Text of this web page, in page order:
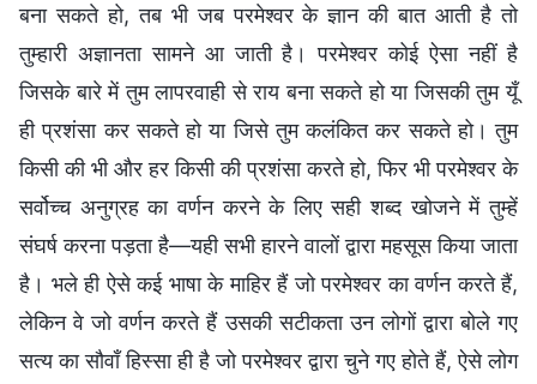
बना सकते हो, तब भी जब परमेश्वर के ज्ञान की बात आती है तो
तुम्हारी अज्ञानता सामने आ जाती है। परमेश्वर कोई ऐसा नहीं है
जिसके बारे में तुम लापरवाही से राय बना सकते हो या जिसकी तुम यूँ
ही प्रशंसा कर सकते हो या जिसे तुम कलंकित कर सकते हो। तुम
किसी की भी और हर किसी की प्रशंसा करते हो, फिर भी परमेश्वर के
सर्वोच्च अनुग्रह का वर्णन करने के लिए सही शब्द खोजने में तुम्हें
संघर्ष करना पड़ता है—यही सभी हारने वालों द्वारा महसूस किया जाता
है। भले ही ऐसे कई भाषा के माहिर हैं जो परमेश्वर का वर्णन करते हैं,
लेकिन वे जो वर्णन करते हैं उसकी सटीकता उन लोगों द्वारा बोले गए
सत्य का सौवाँ हिस्सा ही है जो परमेश्वर द्वारा चुने गए होते हैं, ऐसे लोग